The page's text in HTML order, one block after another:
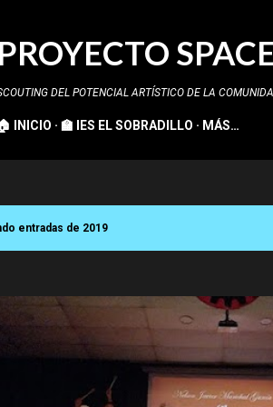
PROYECTO
DEL POTENCIAL ARTÍSTICO DE LA
INICIO 🏫 IES EL SOBRADILLO MÁS…
entradas de 2019